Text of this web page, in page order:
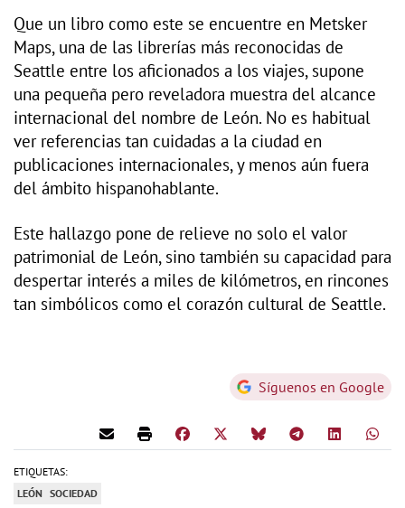
Que un libro como este se encuentre en Metsker
Maps, una de las librerías más reconocidas de
Seattle entre los aficionados a los viajes, supone
una pequeña pero reveladora muestra del alcance
internacional del nombre de León. No es habitual
ver referencias tan cuidadas a la ciudad en
publicaciones internacionales, y menos aún fuera
del ámbito hispanohablante.
Este hallazgo pone de relieve no solo el valor
patrimonial de León, sino también su capacidad para
despertar interés a miles de kilómetros, en rincones
tan simbólicos como el corazón cultural de Seattle.
Síguenos en Google
ETIQUETAS:
LEÓN SOCIEDAD